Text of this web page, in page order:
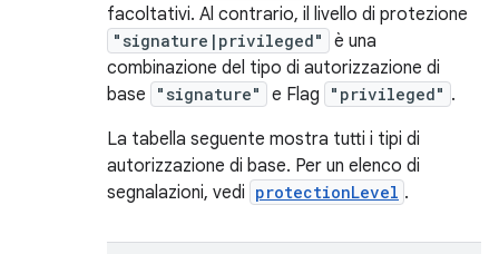
facoltativi. Al contrario, il livello di protezione
"signature|privileged"
è una
combinazione del tipo di autorizzazione di
base
"signature" e Flag "privileged" .
La tabella seguente mostra tutti i tipi di
autorizzazione di base. Per un elenco di
segnalazioni, vedi protectionLevel .